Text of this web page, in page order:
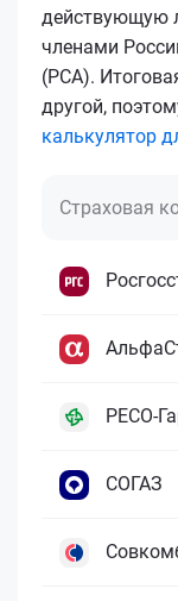
действующую
членами
(РСА).
другой,
калькулятор
Страховая
РЕСО-
СОГАЗ